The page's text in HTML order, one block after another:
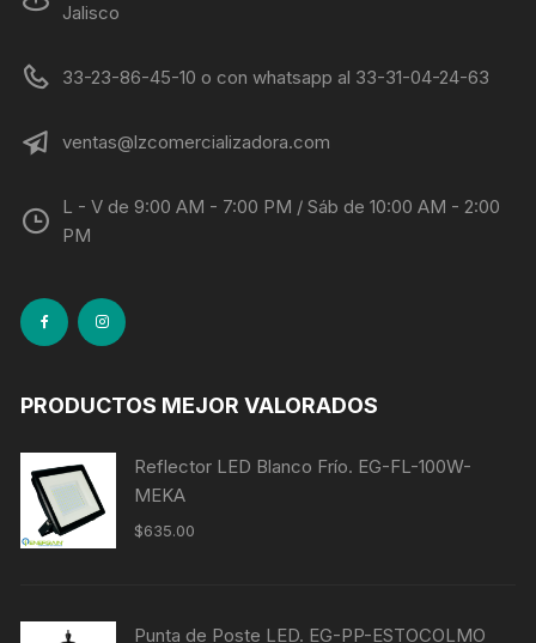
Jalisco
33-23-86-45-10 o con whatsapp al 33-31-04-24-63
ventas@lzcomercializadora.com
L - V de 9:00 AM - 7:00 PM / Sáb de 10:00 AM - 2:00
PM
PRODUCTOS MEJOR VALORADOS
Reflector LED Blanco Frío. EG-FL-100W-
MEKA
$635.00
Punta de Poste LED. EG-PP-ESTOCOLMO